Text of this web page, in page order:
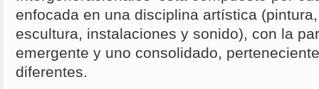
enfocada en una disciplina artística
escultura, instalaciones y sonido), con la
emergente y uno consolidado,
diferentes.